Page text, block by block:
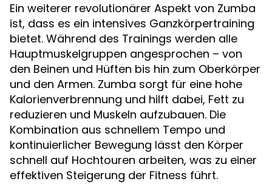
Ein weiterer revolutionärer Aspekt von Zumba
ist, dass es ein intensives Ganzkörpertraining
bietet. Während des Trainings werden alle
Hauptmuskelgruppen angesprochen – von
den Beinen und Hüften bis hin zum Oberkörper
und den Armen. Zumba sorgt für eine hohe
Kalorienverbrennung und hilft dabei, Fett zu
reduzieren und Muskeln aufzubauen. Die
Kombination aus schnellem Tempo und
kontinuierlicher Bewegung lässt den Körper
schnell auf Hochtouren arbeiten, was zu einer
effektiven Steigerung der Fitness führt.